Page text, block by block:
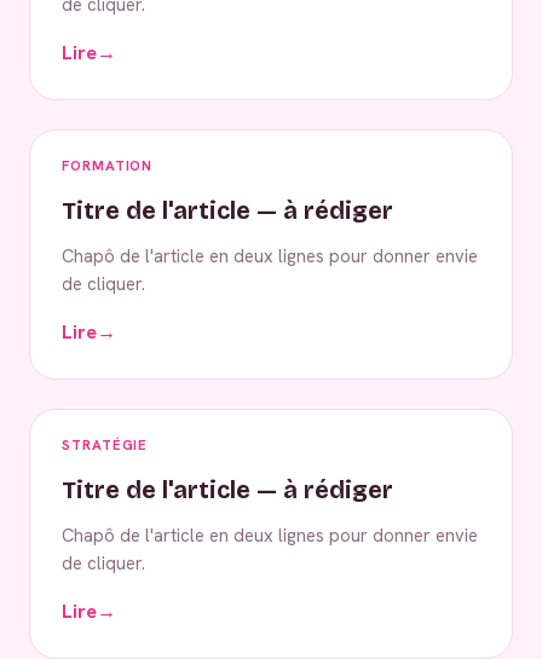
Lire→
FORMATION
Titre de l'article — à rédiger
Chapô de l'article en deux lignes pour donner envie
de cliquer.
Lire→
STRATÉGIE
Titre de l'article — à rédiger
Chapô de l'article en deux lignes pour donner envie
de cliquer.
Lire→